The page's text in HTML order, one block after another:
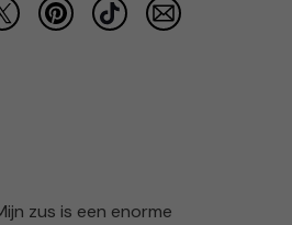
zus is een enorme